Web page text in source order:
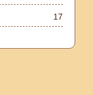
17